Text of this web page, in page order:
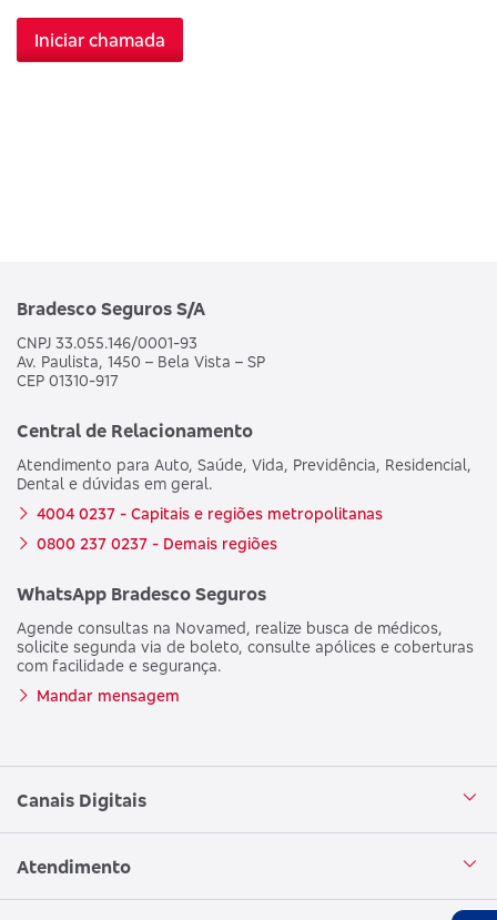
Iniciar chamada
Bradesco Seguros S/A
CNPJ 33.055.146/0001-93
Av. Paulista, 1450 – Bela Vista – SP
CEP 01310-917
Central de Relacionamento
Atendimento para Auto, Saúde, Vida, Previdência, Residencial,
Dental e dúvidas em geral.
4004 0237 - Capitais e regiões metropolitanas
0800 237 0237 - Demais regiões
WhatsApp Bradesco Seguros
Agende consultas na Novamed, realize busca de médicos,
solicite segunda via de boleto, consulte apólices e coberturas
com facilidade e segurança.
Mandar mensagem
Canais Digitais
Aplicativo Bradesco Seguros
Atendimento